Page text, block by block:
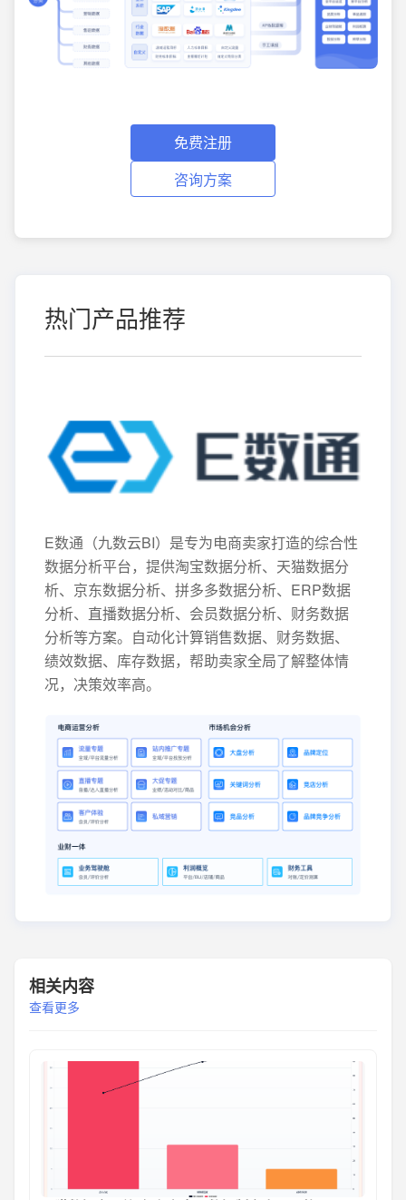
免费注册
咨询方案
热门产品推荐
E数通（九数云BI）是专为电商卖家打造的综合性
数据分析平台，提供淘宝数据分析、天猫数据分
析、京东数据分析、拼多多数据分析、ERP数据
分析、直播数据分析、会员数据分析、财务数据
分析等方案。自动化计算销售数据、财务数据、
绩效数据、库存数据，帮助卖家全局了解整体情
况，决策效率高。
相关内容
查看更多